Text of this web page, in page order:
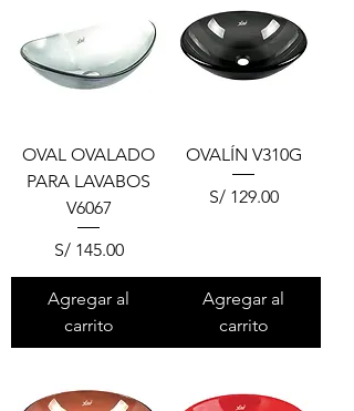
OVAL OVALADO
PARA LAVABOS
V6067
Precio
S/ 145.00
Agregar al
carrito
OVALÍN V310G
Precio
S/ 129.00
Agregar al
carrito